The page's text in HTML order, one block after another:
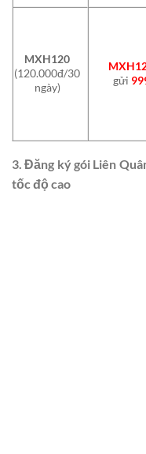
MXH120
(120.000đ/30
ngày)
gửi
3. Đăng ký gói Liên
tốc độ cao